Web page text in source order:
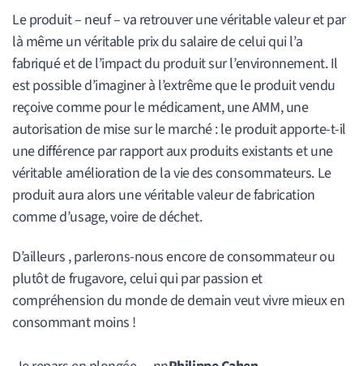
Le produit – neuf – va retrouver une véritable valeur et par
là même un véritable prix du salaire de celui qui l’a
fabriqué et de l’impact du produit sur l’environnement. Il
est possible d’imaginer à l’extrême que le produit vendu
reçoive comme pour le médicament, une AMM, une
autorisation de mise sur le marché : le produit apporte-t-il
une différence par rapport aux produits existants et une
véritable amélioration de la vie des consommateurs. Le
produit aura alors une véritable valeur de fabrication
comme d’usage, voire de déchet.
D’ailleurs , parlerons-nous encore de consommateur ou
plutôt de frugavore, celui qui par passion et
compréhension du monde de demain veut vivre mieux en
consommant moins !